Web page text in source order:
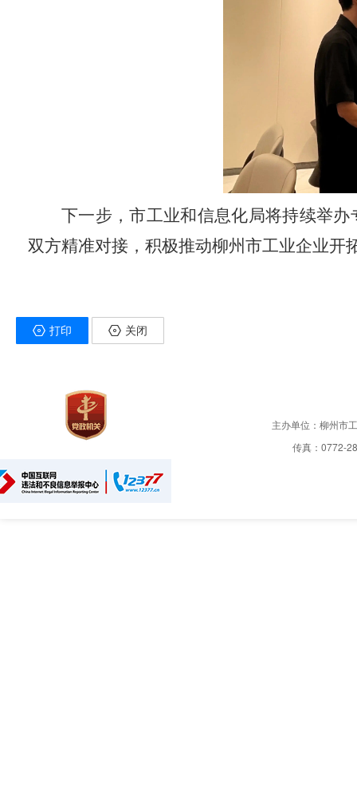
下一步，市工业和信息化局将持续举
双方精准对接，积极推动柳州市工业企业开
打印 关闭
主办单位：柳州市
传真：0772-